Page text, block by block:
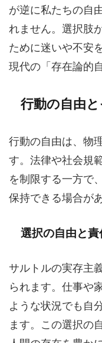
が逆に私たちの自
れません。選択肢
ために迷いや不安
現代の「存在論的
行動の自由
行動の自由は、物
す。法律や社会規
を制限する一方で
保持できる場合が
選択の自由と責
サルトルの実存主
られます。仕事や
ような状況でも自
ます。この選択の